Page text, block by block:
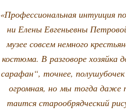
«Про­фес­си­о­наль­ная инту­и­ция
ни Еле­ны Евге­ньев­ны
музее совсем немно­го
костю­ма. В раз­го­во­ре хозяй­ка
сара­фан“, точ­нее,
огром­ная, но мы тогда даже
таит­ся ста­ро­об­ряд­че­ский